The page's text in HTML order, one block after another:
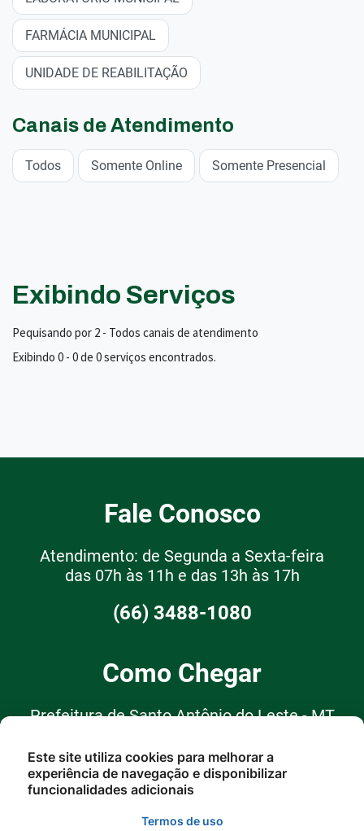
FARMÁCIA MUNICIPAL
UNIDADE DE REABILITAÇÃO
Canais de Atendimento
Todos Somente Online Somente Presencial
Exibindo Serviços
Pequisando por 2 - Todos canais de atendimento
Exibindo 0 - 0 de 0 serviços encontrados.
Fale Conosco
Atendimento: de Segunda a Sexta-feira
das 07h às 11h e das 13h às 17h
(66) 3488-1080
Como Chegar
Prefeitura de Santo Antônio do Leste - MT
R. Garças, 62, Santo Antônio do
Leste - MT, 78628-000
Este site utiliza cookies para melhorar a
experiência de navegação e disponibilizar
funcionalidades adicionais
Termos de uso